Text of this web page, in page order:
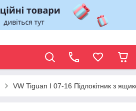
VW Tiguan I 07-16 Підлокітник з